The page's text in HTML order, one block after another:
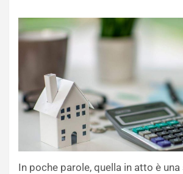
In poche parole, quella in atto è